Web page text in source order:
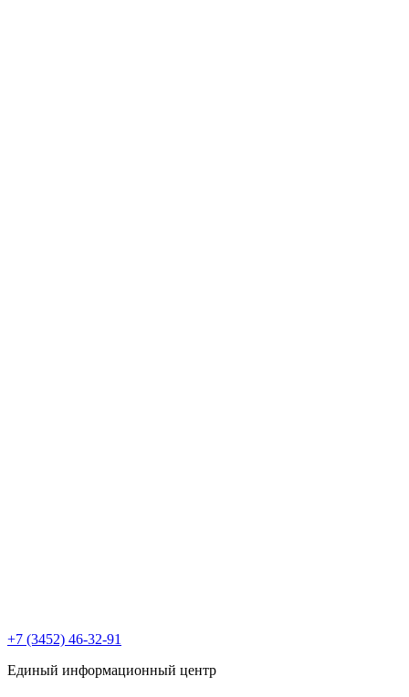
+7 (3452) 46-32-91
Единый информационный центр